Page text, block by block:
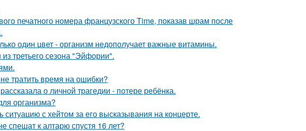
печатного номера французского Time, показав шрам после
один цвет - организм недополучает важные витамины.
третьего сезона "Эйфории".
тратить время на ошибки?
о личной трагедии - потере ребёнка.
организма?
ситуацию с хейтом за его высказывания на концерте.
спешат к алтарю спустя 16 лет?